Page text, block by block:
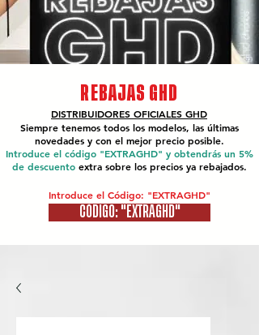
REBAJAS GHD
DISTRIBUIDORES OFICIALES GHD
Siempre tenemos todos los modelos, las últimas
novedades y con el mejor precio posible.
Introduce el código "EXTRAGHD" y obtendrás un 5%
de descuento extra sobre los precios ya rebajados.
Introduce el Código: "EXTRAGHD"
CÓDIGO: "EXTRAGHD"